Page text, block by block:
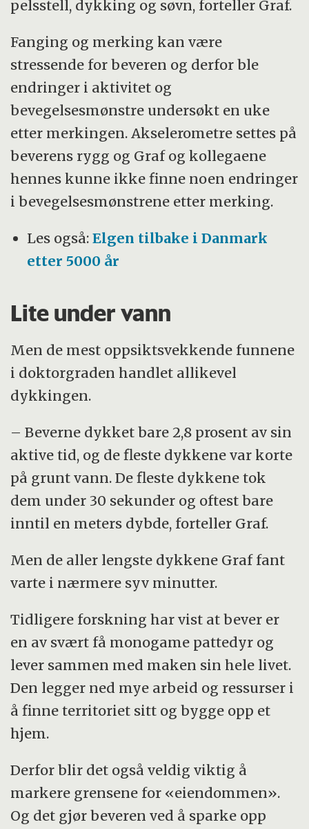
pelsstell, dykking og søvn, forteller Graf.
Fanging og merking kan være
stressende for beveren og derfor ble
endringer i aktivitet og
bevegelsesmønstre undersøkt en uke
etter merkingen. Akselerometre settes på
beverens rygg og Graf og kollegaene
hennes kunne ikke finne noen endringer
i bevegelsesmønstrene etter merking.
Les også:Elgen tilbake i Danmark
etter 5000 år
Lite under vann
Men de mest oppsiktsvekkende funnene
i doktorgraden handlet allikevel
dykkingen.
– Beverne dykket bare 2,8 prosent av sin
aktive tid, og de fleste dykkene var korte
på grunt vann. De fleste dykkene tok
dem under 30 sekunder og oftest bare
inntil en meters dybde, forteller Graf.
Men de aller lengste dykkene Graf fant
varte i nærmere syv minutter.
Tidligere forskning har vist at bever er
en av svært få monogame pattedyr og
lever sammen med maken sin hele livet.
Den legger ned mye arbeid og ressurser i
å finne territoriet sitt og bygge opp et
hjem.
Derfor blir det også veldig viktig å
markere grensene for «eiendommen».
Og det gjør beveren ved å sparke opp